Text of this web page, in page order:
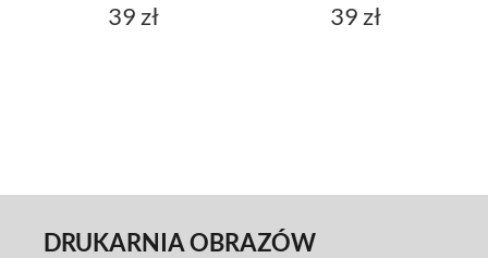
39 zł 39 zł
DRUKARNIA OBRAZÓW